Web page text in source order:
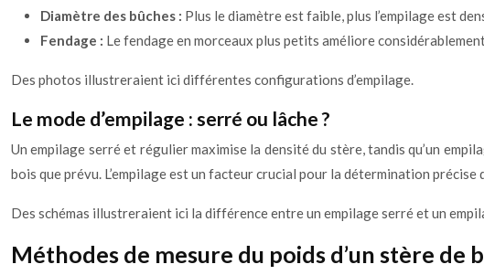
Diamètre des bûches : Plus le diamètre est faible, plus l’empilage est
Fendage : Le fendage en morceaux plus petits améliore
Des photos illustreraient ici différentes configurations d’empilage.
Le mode d’empilage : serré ou lâche ?
Un empilage serré et régulier maximise la densité du stère, tandis qu’un
bois que prévu. L’empilage est un facteur crucial pour la détermination précise
Des schémas illustreraient ici la différence entre un empilage serré et un
Méthodes de mesure du poids d’un stère de